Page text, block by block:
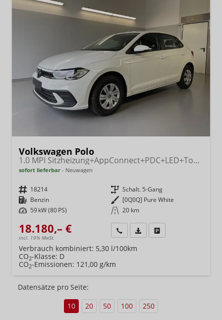
Volkswagen Polo
1.0 MPI Sitzheizung+AppConnect+PDC+LED+Touch+Lichtsensor+MultiLenkrad
sofort lieferbar Neuwagen
Fahrzeugnr. 18214 Getriebe Schalt. 5-Gang
Kraftstoff Benzin Außenfarbe [0Q0Q] Pure White
Leistung 59 kW (80 PS) Kilometerstand 20 km
18.180,– €
incl. 19% MwSt.
Wir rufen Sie anFahrzeugexposé (PDF)
Verbrauch kombiniert: 5,30 l/100km
CO2-Klasse: D
CO2-Emissionen: 121,00 g/km
Datensätze pro Seite:
10
20 50 100 250